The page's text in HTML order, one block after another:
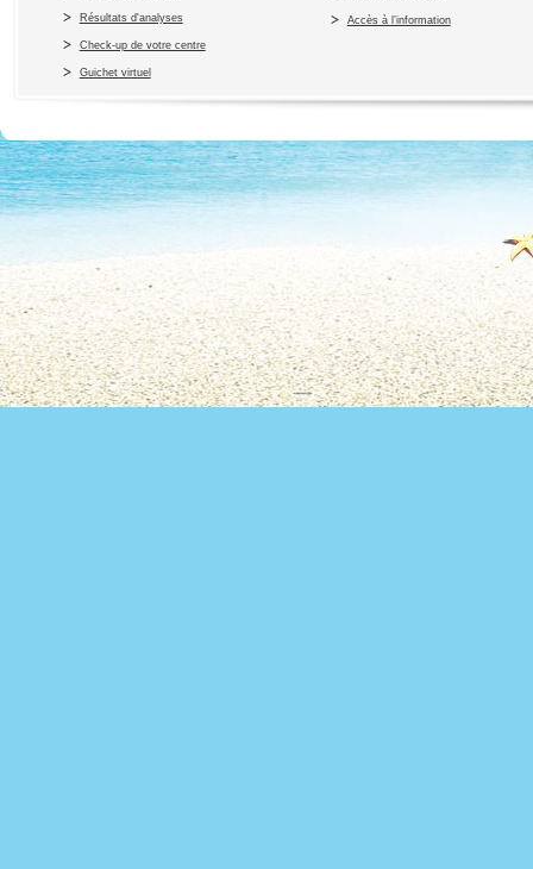
Résultats d'analyses
Check-up de votre centre
Guichet virtuel
Accès à l’information